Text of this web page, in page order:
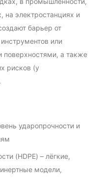
на электростанциях и
барьер от
или
поверхностями, а также
рисков (у
ударопрочности и
(HDPE) – лёгкие,
модели,